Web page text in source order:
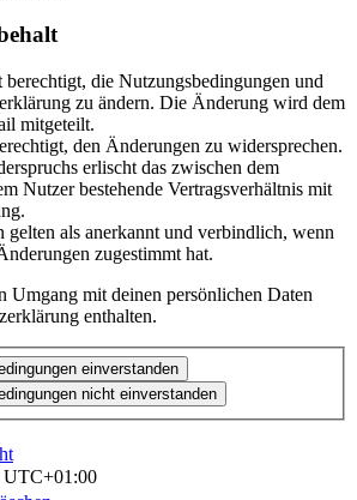
die Nutzungsbedingungen und
zu ändern. Die Änderung wird dem
mitgeteilt.
den Änderungen zu widersprechen.
erlischt das zwischen dem
Nutzer bestehende Vertragsverhältnis mit
gelten als anerkannt und verbindlich, wenn
zugestimmt hat.
Umgang mit deinen persönlichen Daten
enthalten.
UTC+01:00